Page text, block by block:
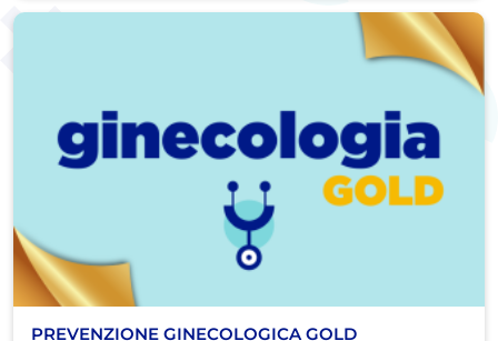
PREVENZIONE GINECOLOGICA GOLD